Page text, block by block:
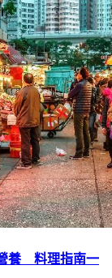
養 料理指南一